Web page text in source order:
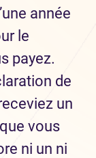
année
le
payez.
de
un
vous
ni un ni